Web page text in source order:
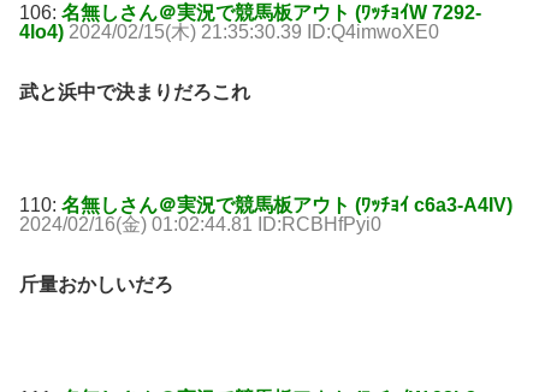
106: 名無しさん＠実況で競馬板アウト (ﾜｯﾁｮｲW 7292-
4lo4) 2024/02/15(木) 21:35:30.39 ID:Q4imwoXE0
武と浜中で決まりだろこれ
110: 名無しさん＠実況で競馬板アウト (ﾜｯﾁｮｲ c6a3-A4IV)
2024/02/16(金) 01:02:44.81 ID:RCBHfPyi0
斤量おかしいだろ